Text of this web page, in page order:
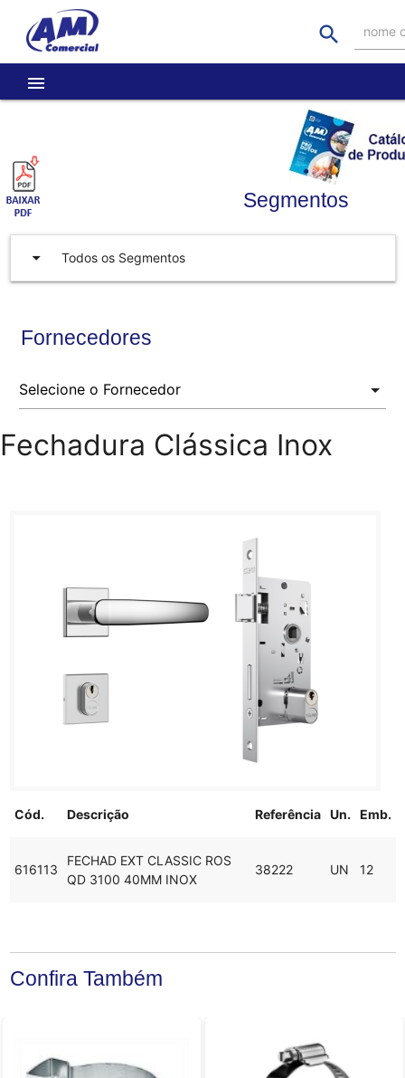
search nome
menu
Segmentos
arrow_drop_down Todos os Segmentos
Fornecedores
Fechadura Clássica Inox
Cód. Descrição Referência Un. Emb.
616113
FECHAD EXT CLASSIC ROS
QD 3100 40MM INOX
38222 UN 12
Confira Também